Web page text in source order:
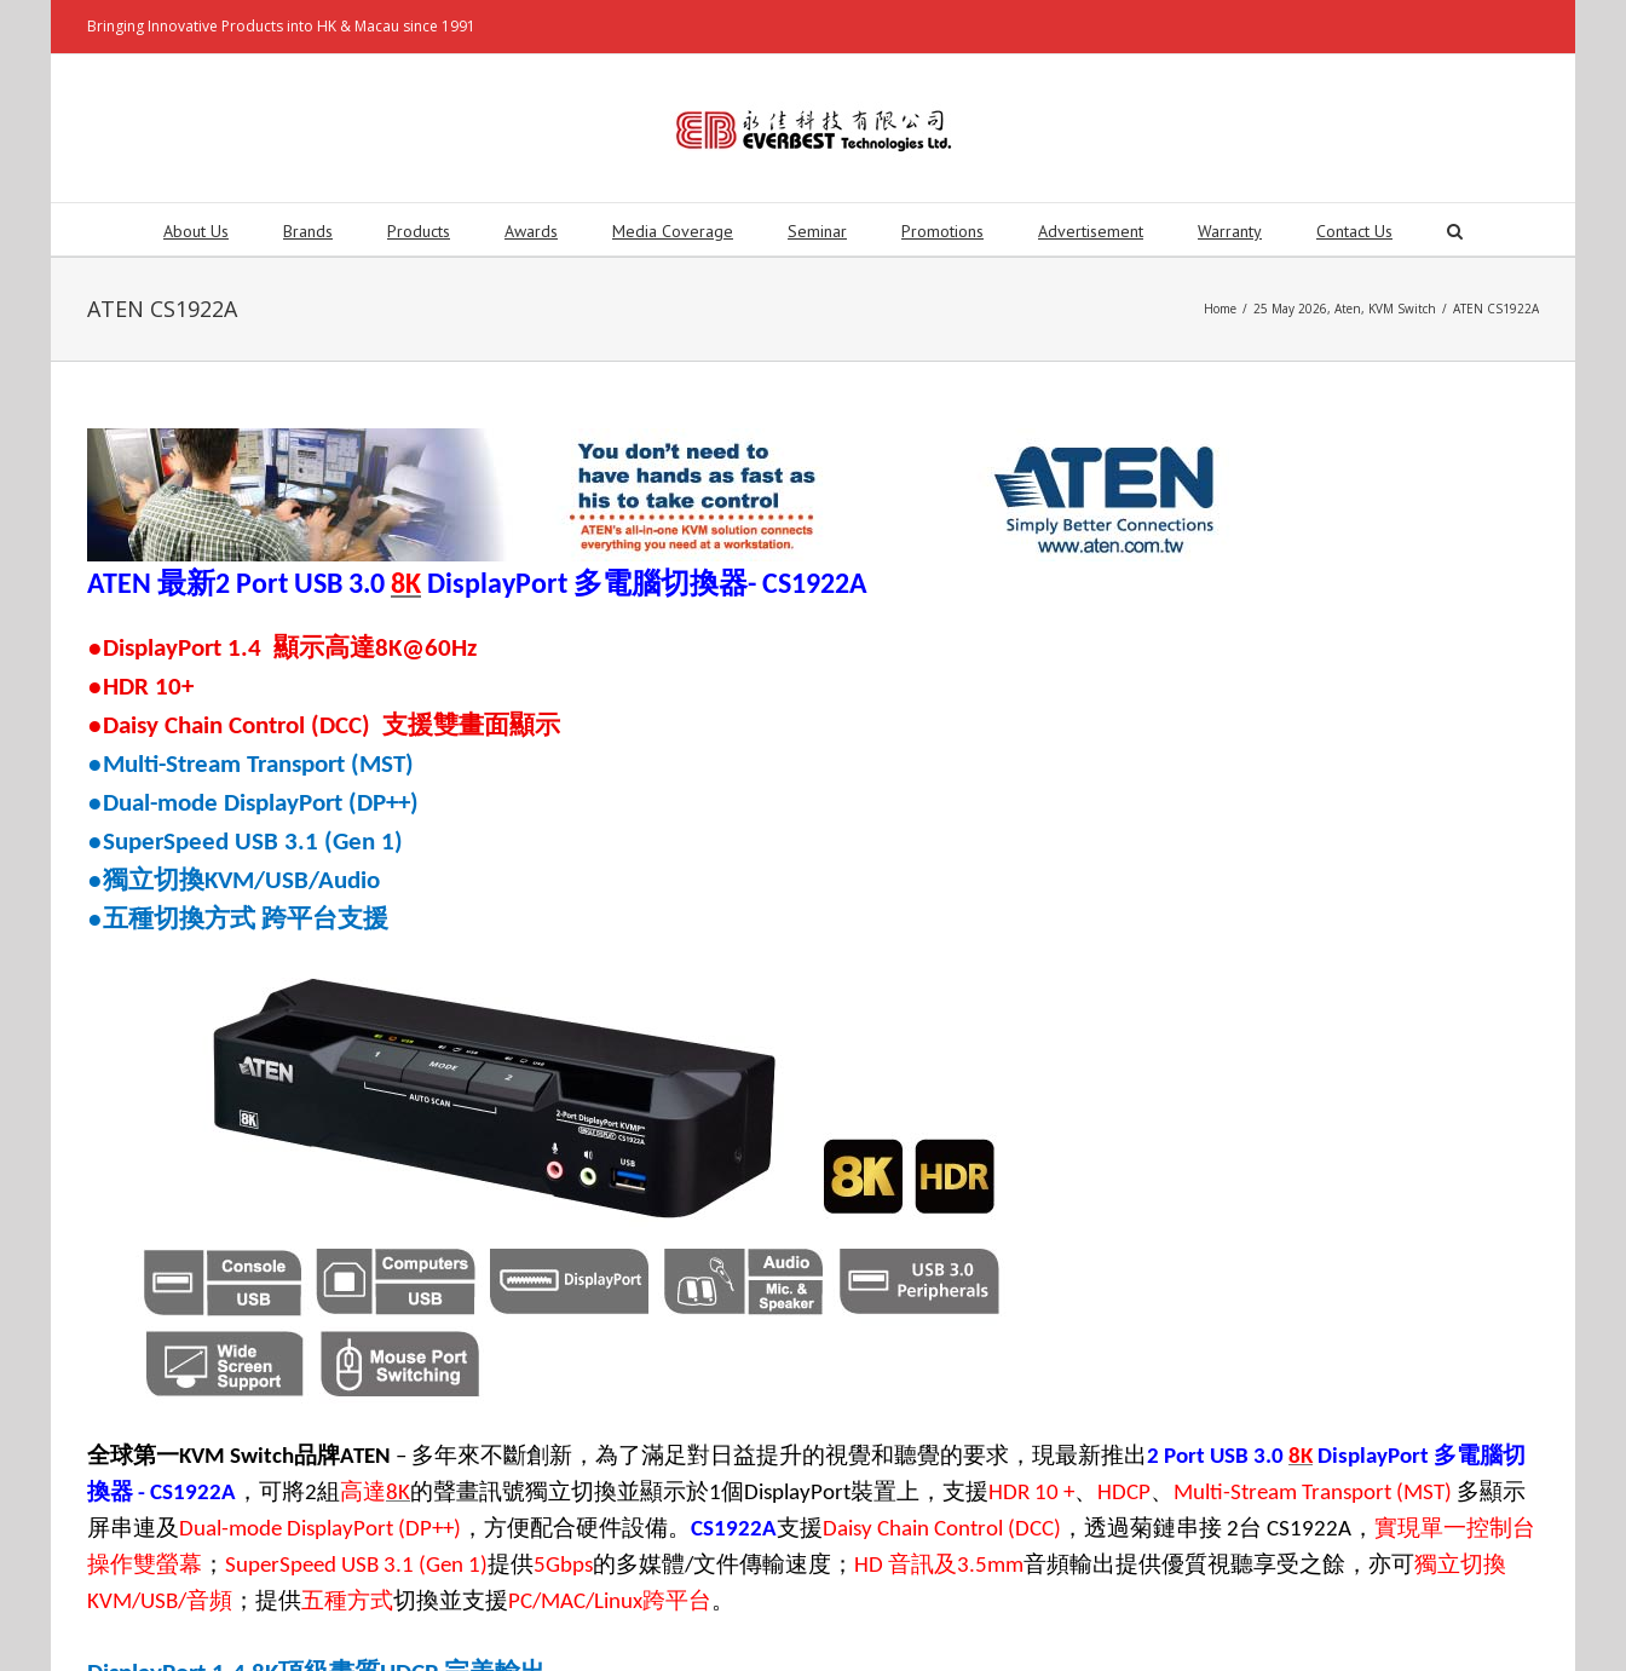
Bringing Innovative Products into HK & Macau since 1991
About Us Brands Products Awards Media Coverage Seminar Promotions Advertisement Warranty Contact Us
ATEN CS1922A Home / 25 May 2026, Aten, KVM Switch / ATEN CS1922A
ATEN 最新2 Port USB 3.0 8K DisplayPort 多電腦切換器- CS1922A
● DisplayPort 1.4 顯示高達8K@60Hz
● HDR 10+
● Daisy Chain Control (DCC) 支援雙畫面顯示
● Multi-Stream Transport (MST)
● Dual-mode DisplayPort (DP++)
●SuperSpeed USB 3.1 (Gen 1)
●獨立切換KVM/USB/Audio
●五種切換方式 跨平台支援
全球第一KVM Switch品牌ATEN – 多年來不斷創新，為了滿足對日益提升的視覺和聽覺的要求，現最新推出2 Port USB 3.0 8KDisplayPort 多電腦切
換器 - CS1922A ，可將2組高達8K的聲畫訊號獨立切換並顯示於1個DisplayPort裝置上，支援HDR 10 +、 HDCP、 Multi-Stream Transport (MST) 多顯示
屏串連及 Dual-mode DisplayPort (DP++) ，方便配合硬件設備。 CS1922A支援Daisy Chain Control (DCC) ，透過菊鏈串接 2台 CS1922A ， 實現單一控制台
操作雙螢幕 ； SuperSpeed USB 3.1 (Gen 1)提供5Gbps的多媒體/文件傳輸速度； HD 音訊及 3.5mm音頻輸出提供優質視聽享受之餘，亦可獨立切換
KVM/USB/音頻 ；提供五種方式切換並支援PC/MAC/Linux跨平台。